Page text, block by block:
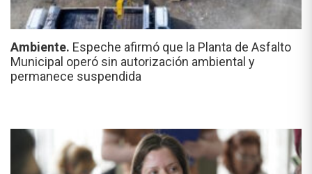
Ambiente. Espeche afirmó que la Planta de Asfalto
Municipal operó sin autorización ambiental y
permanece suspendida